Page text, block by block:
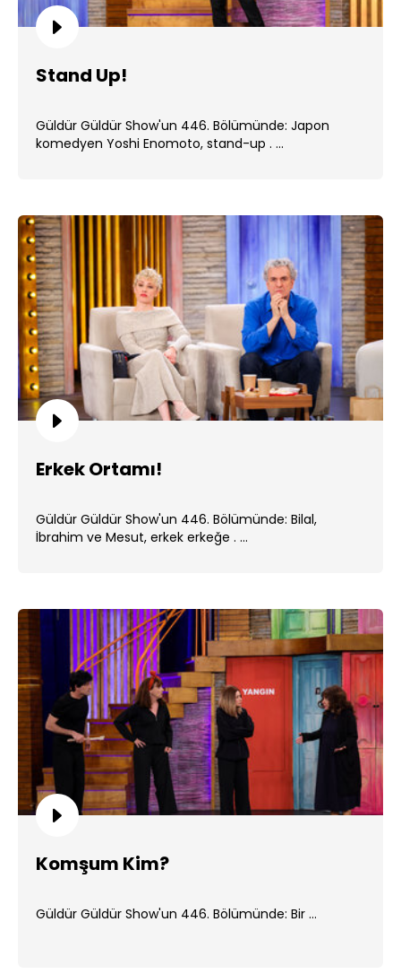
Stand Up!
Güldür Güldür Show'un 446. Bölümünde: Japon
komedyen Yoshi Enomoto, stand-up . ...
Erkek Ortamı!
Güldür Güldür Show'un 446. Bölümünde: Bilal,
İbrahim ve Mesut, erkek erkeğe . ...
Komşum Kim?
Güldür Güldür Show'un 446. Bölümünde: Bir ...